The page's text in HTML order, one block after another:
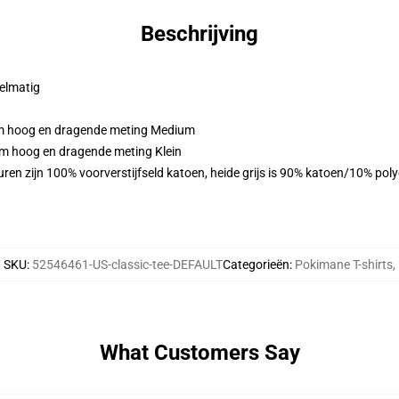
Beschrijving
hoog en dragende meting Medium
hoog en dragende meting Klein
zijn 100% voorverstijfseld katoen, heide grijs is 90% katoen/10%
SKU: 52546461-US-classic-tee-DEFAULTCategorieën: Pokimane T-shirts,
What Customers Say